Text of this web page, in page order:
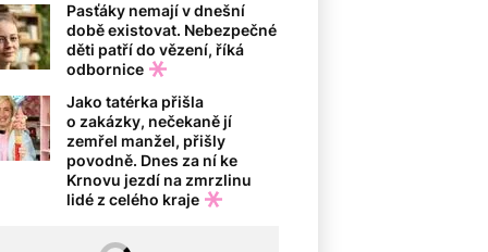
Pasťáky nemají v dnešní
době existovat. Nebezpečné
děti patří do vězení, říká
odbornice
Jako tatérka přišla
o zakázky, nečekaně jí
zemřel manžel, přišly
povodně. Dnes za ní ke
Krnovu jezdí na zmrzlinu
lidé z celého kraje